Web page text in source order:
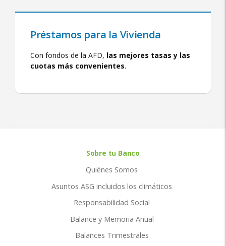
Préstamos para la Vivienda
Con fondos de la AFD, las mejores tasas y las
cuotas más convenientes.
Sobre tu Banco
Quiénes Somos
Asuntos ASG incluidos los climáticos
Responsabilidad Social
Balance y Memoria Anual
Balances Trimestrales